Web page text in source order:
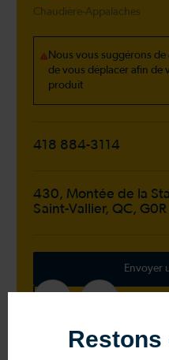
Chaudière-Appalaches
Nous vous suggérons
de vous déplacer afin de
produit
418 884-3114
430, Montée de la
Saint-Vallier, QC, G0R
Envoyer